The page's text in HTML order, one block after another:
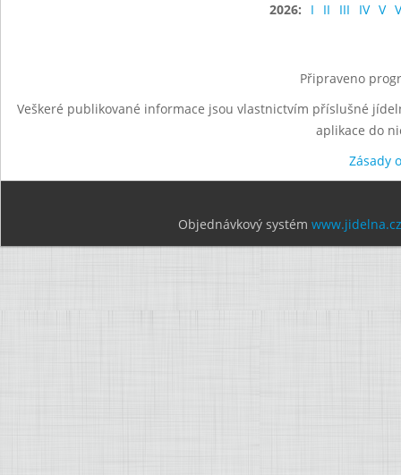
2026:
I II III IV V
Připraveno
Veškeré publikované informace jsou vlastnictvím příslušné
aplikace do
Zásady
Objednávkový systém www.jidelna.cz